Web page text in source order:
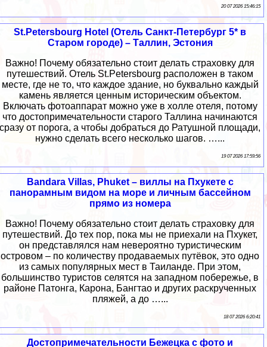
20 07 2026 15:46:15
St.Petersbourg Hotel (Отель Санкт-Петербург 5* в
Старом городе) – Таллин, Эстония
Важно! Почему обязательно стоит делать страховку для
путешествий. Отель St.Petersbourg расположен в таком
месте, где не то, что каждое здание, но буквально каждый
камень является ценным историческим объектом.
Включать фотоаппарат можно уже в холле отеля, потому
что достопримечательности старого Таллина начинаются
сразу от порога, а чтобы добраться до Ратушной площади,
нужно сделать всего несколько шагов. …...
19 07 2026 17:59:56
Bandara Villas, Phuket – виллы на Пхукете с
панорамным видом на море и личным бассейном
прямо из номера
Важно! Почему обязательно стоит делать страховку для
путешествий. До тех пор, пока мы не приехали на Пхукет,
он представлялся нам невероятно туристическим
островом – по количеству продаваемых путёвок, это одно
из самых популярных мест в Таиланде. При этом,
большинство туристов селятся на западном побережье, в
районе Патонга, Карона, Бангтао и других раскрученных
пляжей, а до …...
18 07 2026 6:20:41
Достопримечательности Бежецка с фото и